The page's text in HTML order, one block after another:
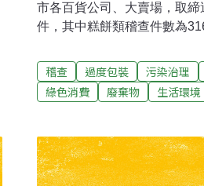
市各百貨公司、大賣場，取
件，其中糕餅類稽查件數為
製造商管轄縣市環保局依法處
度包裝，製造不必要的垃圾，
台幣3萬元以上、15萬元以下
項稽查結果，蕭裕正相當滿
環保意識逐漸抬頭，正是社
稽查 過度包裝 污染治理
綠色消費
廢棄物 生活環境